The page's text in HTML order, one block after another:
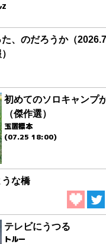
Z
、のだろうか（
初めてのソロキャンプ
（傑作選）
玉置標本
(07.25 18:00)
うな橋
テレビにうつる
トルー